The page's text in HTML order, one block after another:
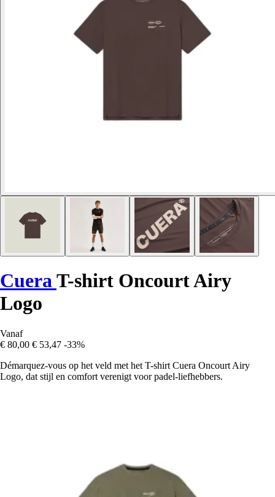
Cuera T-shirt Oncourt Airy
Logo
Vanaf
€ 80,00 € 53,47 -33%
Démarquez-vous op het veld met het T-shirt Cuera Oncourt Airy
Logo, dat stijl en comfort verenigt voor padel-liefhebbers.